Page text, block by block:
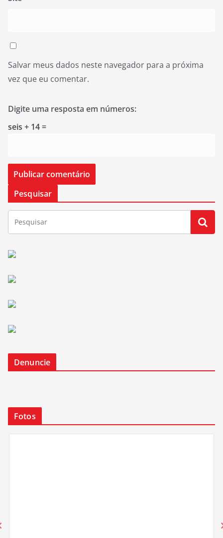
Salvar meus dados neste navegador para a próxima
vez que eu comentar.
Digite uma resposta em números:
seis + 14 =
Pesquisar
Denuncie
Fotos